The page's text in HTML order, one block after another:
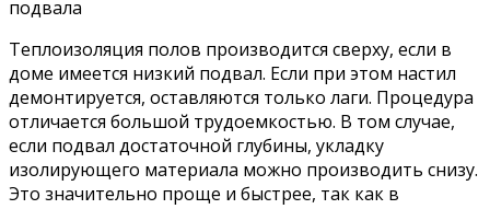
подвала
Теплоизоляция полов производится сверху, если в
доме имеется низкий подвал. Если при этом настил
демонтируется, оставляются только лаги. Процедура
отличается большой трудоемкостью. В том случае,
если подвал достаточной глубины, укладку
изолирующего материала можно производить снизу.
Это значительно проще и быстрее, так как в